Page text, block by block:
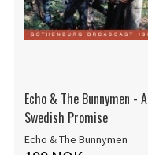
Echo & The Bunnymen - A
Swedish Promise
Echo & The Bunnymen